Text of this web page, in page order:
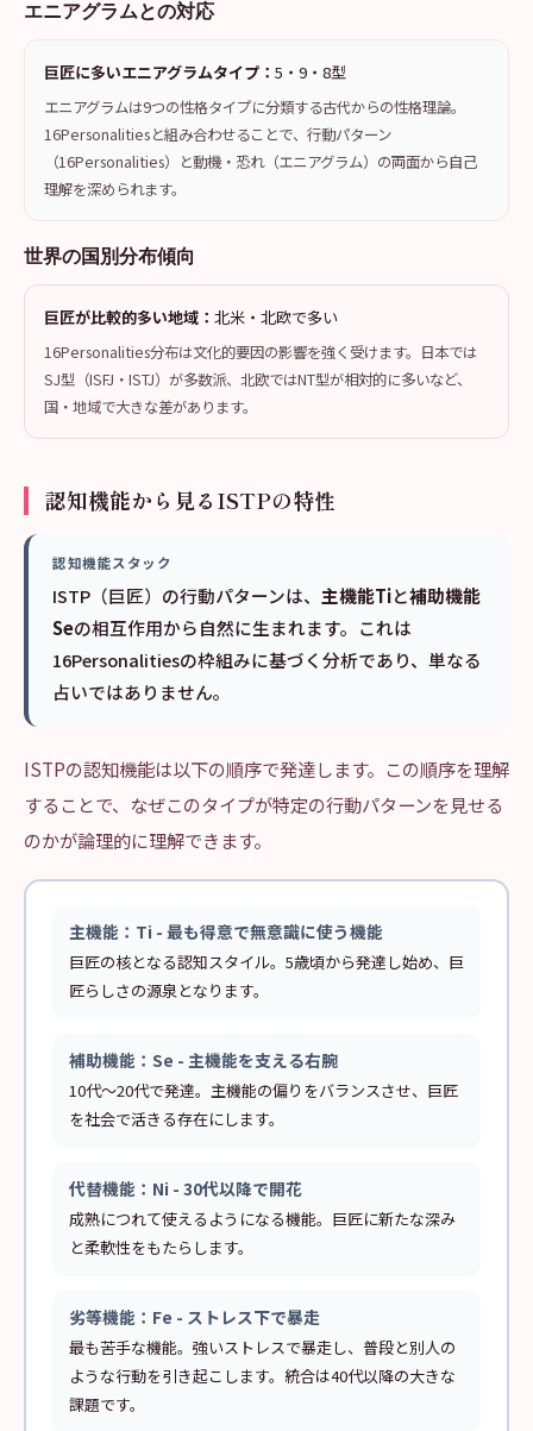
エニアグラムとの対応
巨匠に多いエニアグラムタイプ： 5・9・8型
エニアグラムは9つの性格タイプに分類する古代からの性格理論。
16Personalitiesと組み合わせることで、行動パターン
（16Personalities）と動機・恐れ（エニアグラム）の両面から自己
理解を深められます。
世界の国別分布傾向
巨匠が比較的多い地域： 北米・北欧で多い
16Personalities分布は文化的要因の影響を強く受けます。日本では
SJ型（ISFJ・ISTJ）が多数派、北欧ではNT型が相対的に多いなど、
国・地域で大きな差があります。
認知機能から見るISTPの特性
認知機能スタック
ISTP（巨匠）の行動パターンは、 主機能Tiと補助機能
Seの相互作用から自然に生まれます。これは
16Personalitiesの枠組みに基づく分析であり、単なる
占いではありません。
ISTPの認知機能は以下の順序で発達します。この順序を理解
することで、なぜこのタイプが特定の行動パターンを見せる
のかが論理的に理解できます。
主機能：Ti - 最も得意で無意識に使う機能
巨匠の核となる認知スタイル。5歳頃から発達し始め、巨
匠らしさの源泉となります。
補助機能：Se - 主機能を支える右腕
10代〜20代で発達。主機能の偏りをバランスさせ、巨匠
を社会で活きる存在にします。
代替機能：Ni - 30代以降で開花
成熟につれて使えるようになる機能。巨匠に新たな深み
と柔軟性をもたらします。
劣等機能：Fe - ストレス下で暴走
最も苦手な機能。強いストレスで暴走し、普段と別人の
ような行動を引き起こします。統合は40代以降の大きな
課題です。